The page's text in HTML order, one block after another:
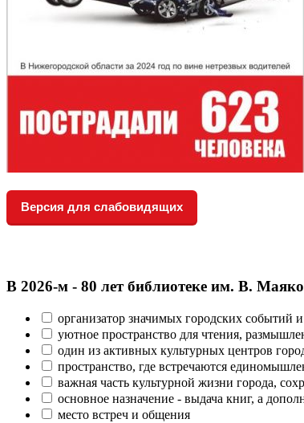
Версия для слабовидящих
В 2026‑м - 80 лет библиотеке им. В.
организатор значимых городских событий
уютное пространство для чтения,
один из активных культурных центров
пространство, где встречаются
важная часть культурной жизни города,
основное назначение - выдача книг, а
место встреч и общения